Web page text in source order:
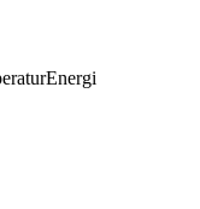
Energi